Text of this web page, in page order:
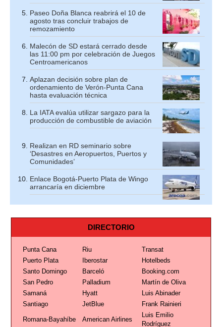
Paseo Doña Blanca reabrirá el 10 de
agosto tras concluir trabajos de
remozamiento
Malecón de SD estará cerrado desde
las 11:00 pm por celebración de Juegos
Centroamericanos
Aplazan decisión sobre plan de
ordenamiento de Verón-Punta Cana
hasta evaluación técnica
La IATA evalúa utilizar sargazo para la
producción de combustible de aviación
Realizan en RD seminario sobre
‘Desastres en Aeropuertos, Puertos y
Comunidades’
Enlace Bogotá-Puerto Plata de Wingo
arrancaría en diciembre
DIRECTORIO
Punta Cana Riu
Transat
Puerto Plata
Iberostar
Hotelbeds
Santo Domingo
Barceló
Booking.com
San Pedro
Palladium
Martín de Oliva
Samaná
Hyatt
Luis Abinader
Santiago
JetBlue Frank Rainieri
Romana-Bayahíbe American Airlines
Luis Emilio
Rodríguez